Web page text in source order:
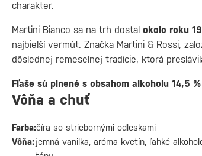
charakter.
Martini Bianco sa na trh dostal okolo roku
najbielší vermút. Značka Martini & Rossi,
dôslednej remeselnej tradície, ktorá
Fľaše sú plnené s obsahom alkoholu 14,5
Vôňa a chuť
Farba:číra so striebornými odleskami
Vôňa:jemná vanilka, aróma kvetín, ľahké